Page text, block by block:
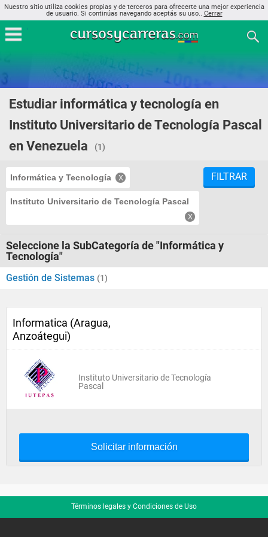
Nuestro sitio utiliza cookies propias y de terceros para ofrecerte una mejor experiencia
de usuario. Si continúas navegando aceptás su uso.. Cerrar
Estudiar informática y tecnología en
Instituto Universitario de Tecnología Pascal
en Venezuela
(1)
Informática y Tecnología
Instituto Universitario de Tecnología Pascal
FILTRAR
Seleccione la SubCategoría de "Informática y
Tecnología"
Gestión de Sistemas (1)
Informatica (Aragua,
Anzoátegui)
Instituto Universitario de Tecnología
Pascal
Solicitar información
Términos legales y Condiciones de Uso